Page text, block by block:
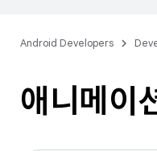
Android Developers
애니메이